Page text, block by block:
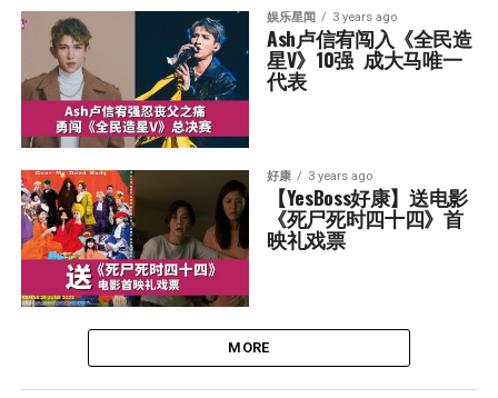
娱乐星闻 3 years ago
Ash卢信宥闯入《全民造
星V》10强  成大马唯一
代表
好康 3 years ago
【YesBoss好康】送电影
《死尸死时四十四》首
映礼戏票
MORE